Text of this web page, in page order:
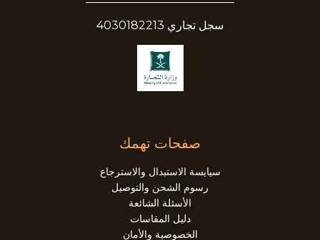
سجل تجاري 4030182213
صفحات تهمك
سيايسة الاستبدال والاسترجاع
رسوم الشحن والتوصيل
الأسئلة الشائعة
دليل المقاسات
الخصوصية والأمان